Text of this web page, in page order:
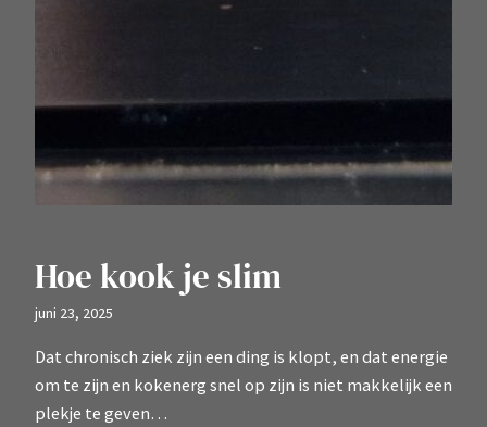
Hoe kook je slim
juni 23, 2025
Dat chronisch ziek zijn een ding is klopt, en dat energie
om te zijn en kokenerg snel op zijn is niet makkelijk een
plekje te geven…